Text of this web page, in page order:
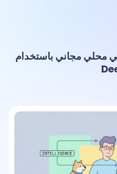
محلي مجاني باستخدام